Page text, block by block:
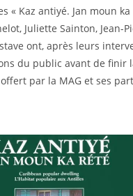
« Kaz antiyé. Jan moun ka
Juliette Sainton, Jean-
ont, après leurs
du public avant de finir
par la MAG et ses